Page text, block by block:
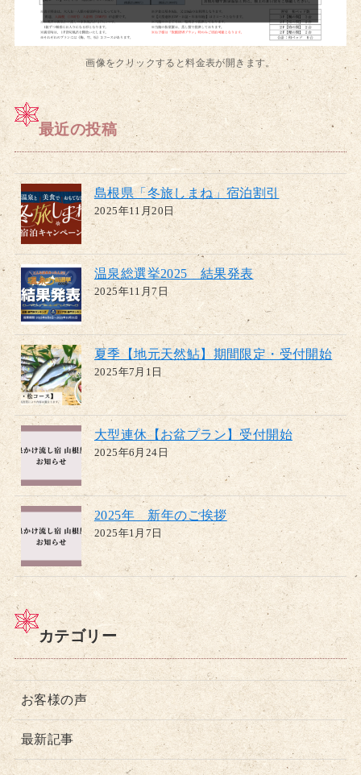
画像をクリックすると料金表が開きます。
最近の投稿
島根県「冬旅しまね」宿泊割引
2025年11月20日
温泉総選挙2025 結果発表
2025年11月7日
夏季【地元天然鮎】期間限定・受付開始
2025年7月1日
大型連休【お盆プラン】受付開始
2025年6月24日
2025年 新年のご挨拶
2025年1月7日
カテゴリー
お客様の声
最新記事